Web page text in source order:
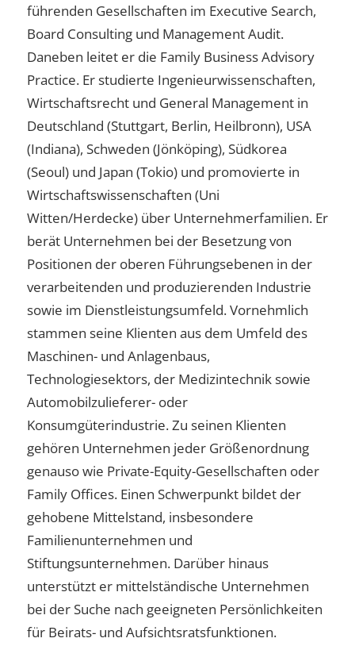
führenden Gesellschaften im Executive Search,
Board Consulting und Management Audit.
Daneben leitet er die Family Business Advisory
Practice. Er studierte Ingenieurwissenschaften,
Wirtschaftsrecht und General Management in
Deutschland (Stuttgart, Berlin, Heilbronn), USA
(Indiana), Schweden (Jönköping), Südkorea
(Seoul) und Japan (Tokio) und promovierte in
Wirtschaftswissenschaften (Uni
Witten/Herdecke) über Unternehmerfamilien. Er
berät Unternehmen bei der Besetzung von
Positionen der oberen Führungsebenen in der
verarbeitenden und produzierenden Industrie
sowie im Dienstleistungsumfeld. Vornehmlich
stammen seine Klienten aus dem Umfeld des
Maschinen- und Anlagenbaus,
Technologiesektors, der Medizintechnik sowie
Automobilzulieferer- oder
Konsumgüterindustrie. Zu seinen Klienten
gehören Unternehmen jeder Größenordnung
genauso wie Private-Equity-Gesellschaften oder
Family Offices. Einen Schwerpunkt bildet der
gehobene Mittelstand, insbesondere
Familienunternehmen und
Stiftungsunternehmen. Darüber hinaus
unterstützt er mittelständische Unternehmen
bei der Suche nach geeigneten Persönlichkeiten
für Beirats- und Aufsichtsratsfunktionen.